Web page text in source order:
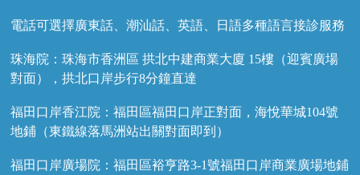
電話可選擇廣東話、潮汕話、英語、日語多種語言接診服務
珠海院：珠海市香洲區 拱北中建商業大廈 15樓（迎賓廣場
對面），拱北口岸步行8分鐘直達
福田口岸香江院：福田區福田口岸正對面，海悅華城104號
地鋪（東鐵線落馬洲站出關對面即到）
福田口岸廣場院：福田區裕亨路3-1號福田口岸商業廣場地鋪